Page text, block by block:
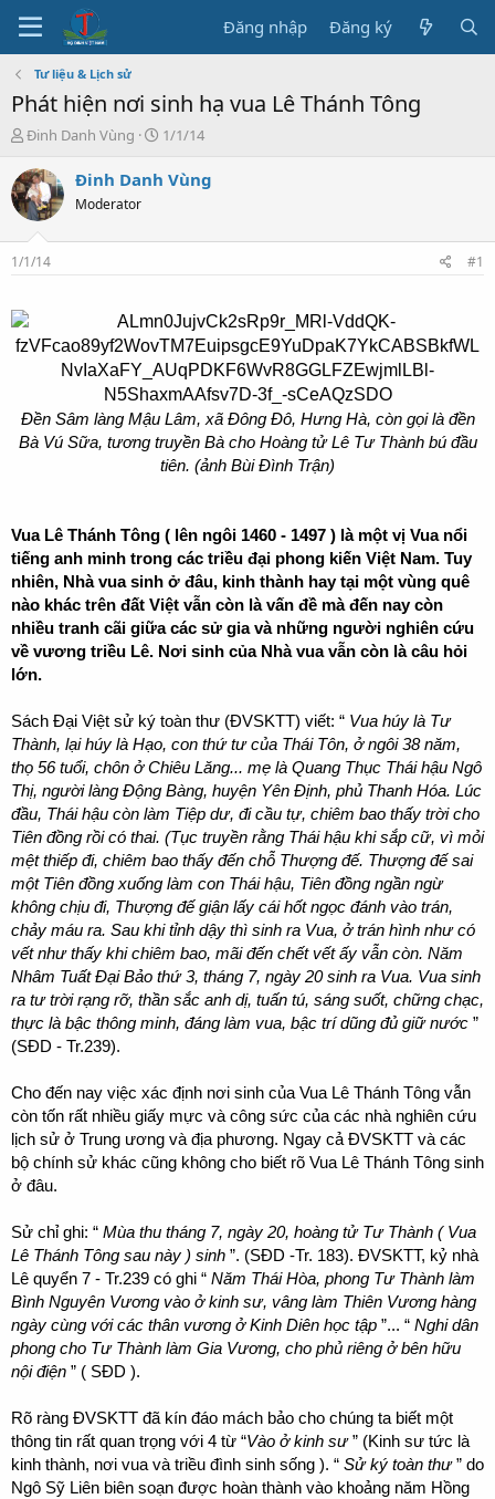
Đăng nhập Đăng ký
Tư liệu & Lịch sử
Phát hiện nơi sinh hạ vua Lê Thánh Tông
T
r
e
a
s
t
r
t
e
Đinh Danh Vùng
N
à
u
1/1/14
Đinh Danh Vùng
Moderator
1/1/14 #1
Đền Sâm làng Mậu Lâm, xã Đông Đô, Hưng Hà, còn gọi là đền
Bà Vú Sữa, tương truyền Bà cho Hoàng tử Lê Tư Thành bú đầu
tiên. (ảnh Bùi Đình Trận)
Vua Lê Thánh Tông ( lên ngôi 1460 - 1497 ) là một vị Vua nổi
tiếng anh minh trong các triều đại phong kiến Việt Nam. Tuy
nhiên, Nhà vua sinh ở đâu, kinh thành hay tại một vùng quê
nào khác trên đất Việt vẫn còn là vấn đề mà đến nay còn
nhiều tranh cãi giữa các sử gia và những người nghiên cứu
về vương triều Lê. Nơi sinh của Nhà vua vẫn còn là câu hỏi
lớn.
Sách Đại Việt sử ký toàn thư (ĐVSKTT) viết: “ Vua húy là Tư
Thành, lại húy là Hạo, con thứ tư của Thái Tôn, ở ngôi 38 năm,
thọ 56 tuổi, chôn ở Chiêu Lăng... mẹ là Quang Thục Thái hậu Ngô
Thị, người làng Động Bàng, huyện Yên Định, phủ Thanh Hóa. Lúc
đầu, Thái hậu còn làm Tiệp dư, đi cầu tự, chiêm bao thấy trời cho
Tiên đồng rồi có thai. (Tục truyền rằng Thái hậu khi sắp cữ, vì mỏi
mệt thiếp đi, chiêm bao thấy đến chỗ Thượng đế. Thượng đế sai
một Tiên đồng xuống làm con Thái hậu, Tiên đồng ngần ngừ
không chịu đi, Thượng đế giận lấy cái hốt ngọc đánh vào trán,
chảy máu ra. Sau khi tỉnh dậy thì sinh ra Vua, ở trán hình như có
vết như thấy khi chiêm bao, mãi đến chết vết ấy vẫn còn. Năm
Nhâm Tuất Đại Bảo thứ 3, tháng 7, ngày 20 sinh ra Vua. Vua sinh
ra tư trời rạng rỡ, thần sắc anh dị, tuấn tú, sáng suốt, chững chạc,
thực là bậc thông minh, đáng làm vua, bậc trí dũng đủ giữ nước ”
(SĐD - Tr.239).
Cho đến nay việc xác định nơi sinh của Vua Lê Thánh Tông vẫn
còn tốn rất nhiều giấy mực và công sức của các nhà nghiên cứu
lịch sử ở Trung ương và địa phương. Ngay cả ĐVSKTT và các
bộ chính sử khác cũng không cho biết rõ Vua Lê Thánh Tông sinh
ở đâu.
Sử chỉ ghi: “ Mùa thu tháng 7, ngày 20, hoàng tử Tư Thành ( Vua
Lê Thánh Tông sau này ) sinh ”. (SĐD -Tr. 183). ĐVSKTT, kỷ nhà
Lê quyển 7 - Tr.239 có ghi “ Năm Thái Hòa, phong Tư Thành làm
Bình Nguyên Vương vào ở kinh sư, vâng làm Thiên Vương hàng
ngày cùng với các thân vương ở Kinh Diên học tập ”... “ Nghi dân
phong cho Tư Thành làm Gia Vương, cho phủ riêng ở bên hữu
nội điện ” ( SĐD ).
Rõ ràng ĐVSKTT đã kín đáo mách bảo cho chúng ta biết một
thông tin rất quan trọng với 4 từ “Vào ở kinh sư” (Kinh sư tức là
kinh thành, nơi vua và triều đình sinh sống ). “ Sử ký toàn thư” do
Ngô Sỹ Liên biên soạn được hoàn thành vào khoảng năm Hồng